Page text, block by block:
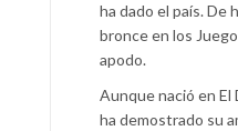
ha dado el país. De
bronce en los
apodo.
Aunque nació en El
ha demostrado su